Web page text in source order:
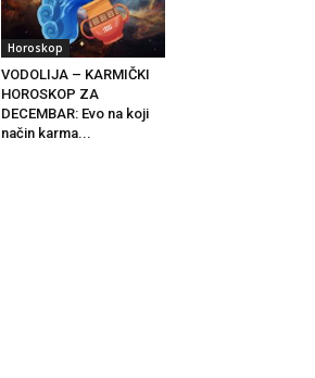
Horoskop
VODOLIJA – KARMIČKI
HOROSKOP ZA
DECEMBAR: Evo na koji
način karma...